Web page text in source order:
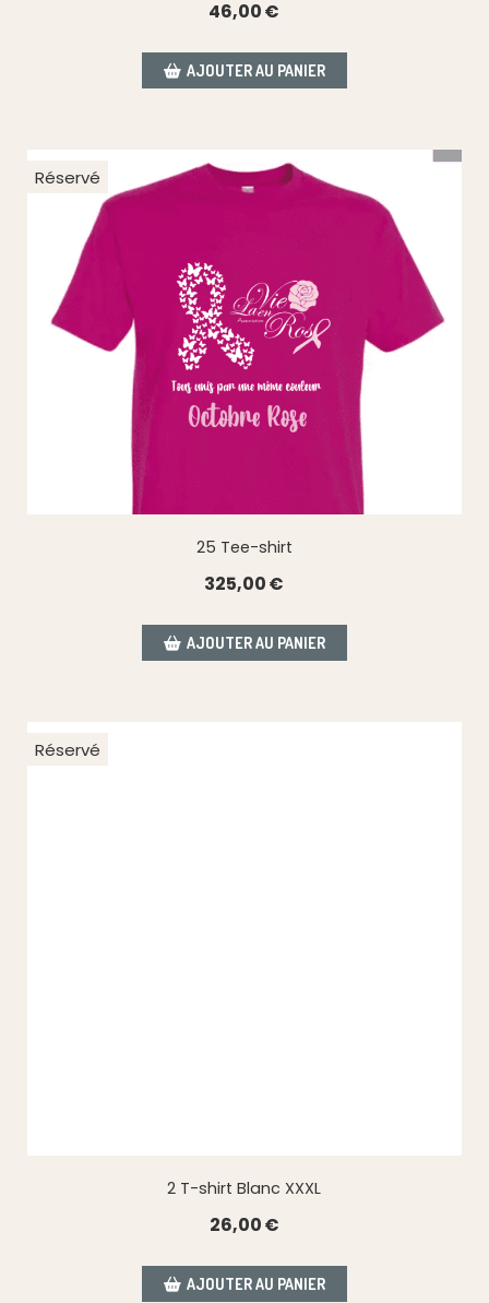
46,00€
AJOUTER AU PANIER
Réservé
25 Tee-shirt
325,00€
AJOUTER AU PANIER
Réservé
2 T-shirt Blanc XXXL
26,00€
AJOUTER AU PANIER